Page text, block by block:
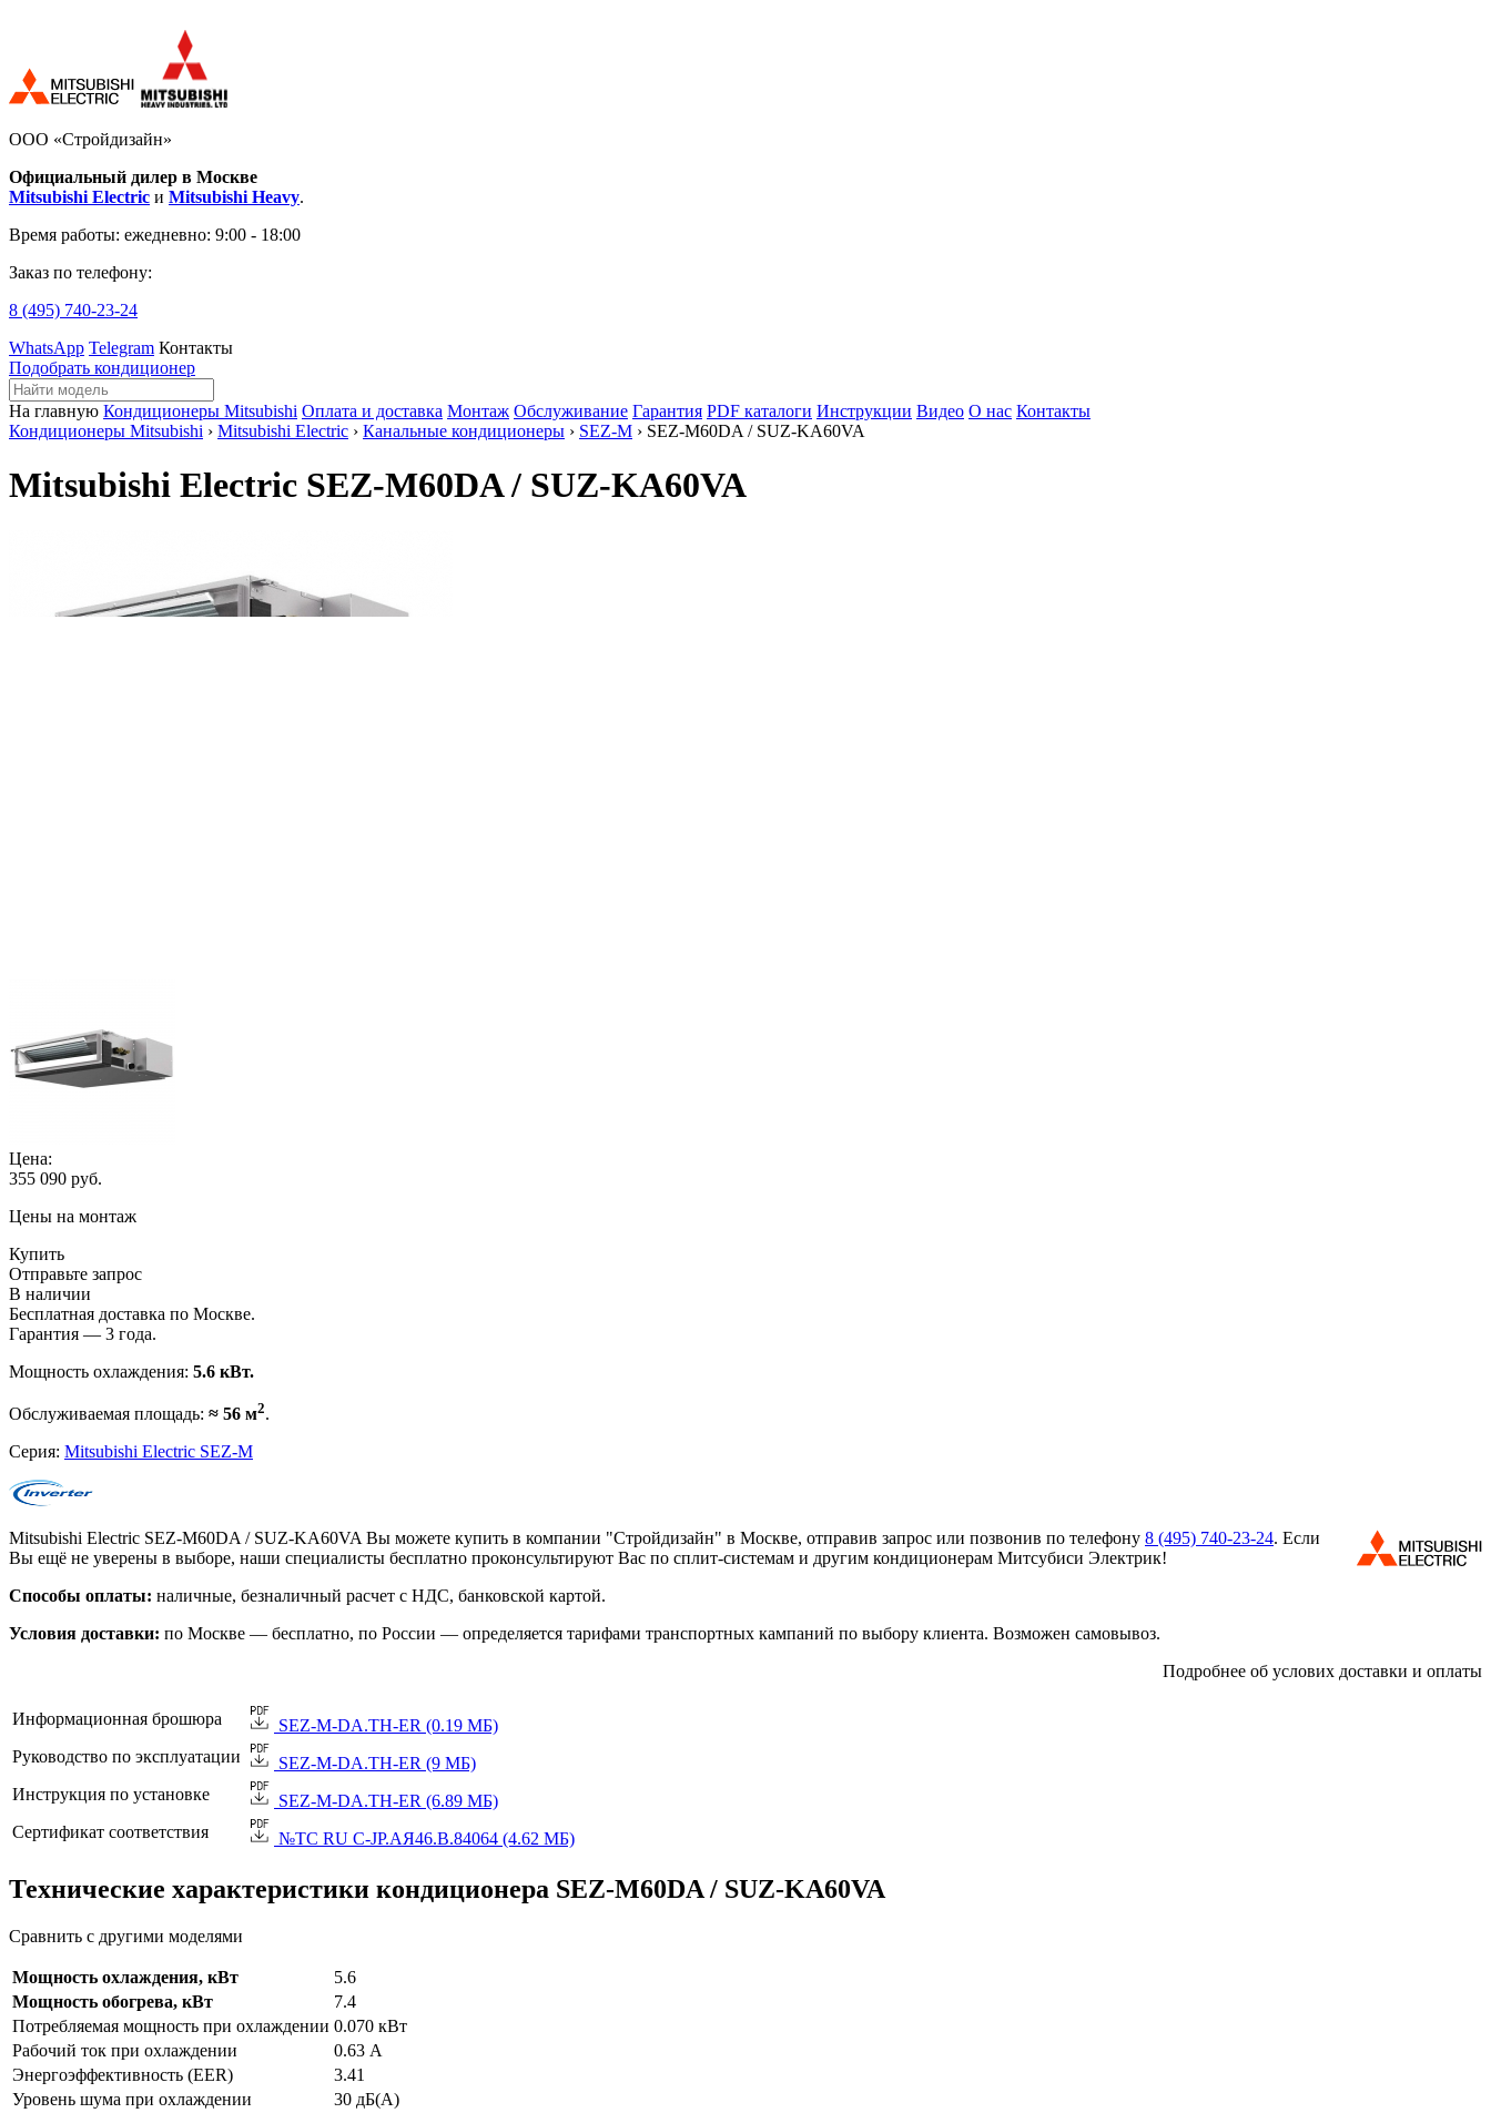
ООО «Стройдизайн»
Официальный дилер в Москве
Mitsubishi Electric и Mitsubishi Heavy.
Время работы: ежедневно: 9:00 - 18:00
Заказ по телефону:
8 (495) 740-23-24
WhatsApp Telegram Контакты
Подобрать кондиционер
На главную Кондиционеры Mitsubishi Оплата и доставка Монтаж Обслуживание Гарантия PDF каталоги Инструкции Видео О нас Контакты
Кондиционеры Mitsubishi › Mitsubishi Electric › Канальные кондиционеры › SEZ-M › SEZ-M60DA / SUZ-KA60VA
Mitsubishi Electric SEZ-M60DA / SUZ-KA60VA
Цена:
355 090 руб.
Цены на монтаж
Купить
Отправьте запрос
В наличии
Бесплатная доставка по Москве.
Гарантия — 3 года.
Мощность охлаждения: 5.6 кВт.
Обслуживаемая площадь: ≈ 56 м2.
Серия: Mitsubishi Electric SEZ-M
Mitsubishi Electric SEZ-M60DA / SUZ-KA60VA Вы можете купить в компании "Стройдизайн" в Москве, отправив запрос или позвонив по телефону 8 (495) 740-23-24. Если
Вы ещё не уверены в выборе, наши специалисты бесплатно проконсультируют Вас по сплит-системам и другим кондиционерам Митсубиси Электрик!
Способы оплаты: наличные, безналичный расчет с НДС, банковской картой.
Условия доставки: по Москве — бесплатно, по России — определяется тарифами транспортных кампаний по выбору клиента. Возможен самовывоз.
Подробнее об услових доставки и оплаты
Информационная брошюра
SEZ-M-DA.TH-ER (0.19 МБ)
Руководство по эксплуатации
SEZ-M-DA.TH-ER (9 МБ)
Инструкция по установке
SEZ-M-DA.TH-ER (6.89 МБ)
Сертификат соответствия
№TC RU C-JP.АЯ46.B.84064 (4.62 МБ)
Технические характеристики кондиционера SEZ-M60DA / SUZ-KA60VA
Сравнить с другими моделями
Мощность охлаждения, кВт
5.6
Мощность обогрева, кВт
7.4
Потребляемая мощность при охлаждении 0.070 кВт
Рабочий ток при охлаждении
0.63 А
Энергоэффективность (EER)
3.41
Уровень шума при охлаждении
30 дБ(А)